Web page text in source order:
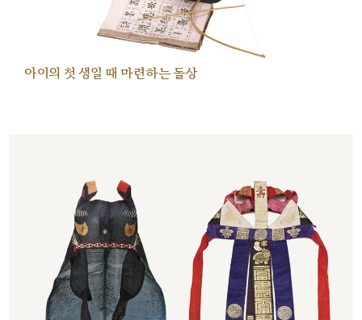
아이의 첫 생일 때 마련하는 돌상